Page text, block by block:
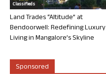
Classifieds
Land Trades “Altitude” at
Bendoorwell: Redefining Luxury
Living in Mangalore’s Skyline
Sponsored